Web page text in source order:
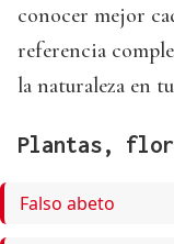
conocer mejor
referencia
la naturaleza en
Plantas,
Falso abeto